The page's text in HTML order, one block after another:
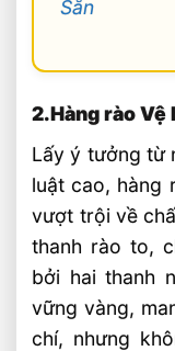
Sẵn
2.Hàng rào Vệ
Lấy ý tưởng từ
luật cao, hàng
vượt trội về
thanh rào to,
bởi hai thanh
vững vàng,
chí, nhưng